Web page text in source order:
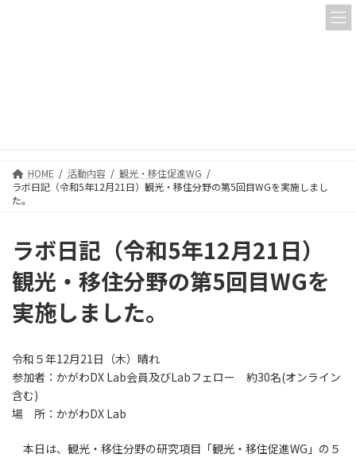
プ
動
HOME 活動内容
観光・移住促進WG
ラボ日記（令和5年12月21日）観光・移住分野の第5回目WGを実施しまし
た。
ラボ日記（令和5年12月21日）
観光・移住分野の第5回目WGを
実施しました。
令和５年12月21日（木）晴れ
参加者：かがわDX Lab会員及びLabフェロー 約30名(オンライン
含む)
場 所：かがわDX Lab
本日は、観光・移住分野の研究項目「観光・移住促進WG」の５